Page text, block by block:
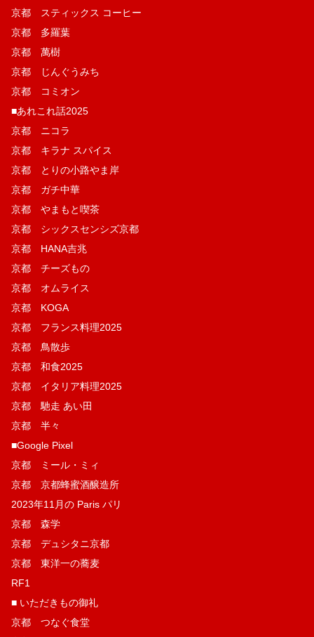
京都 スティックス コーヒー
京都 多羅葉
京都 萬樹
京都 じんぐうみち
京都 コミオン
■あれこれ話2025
京都 ニコラ
京都 キラナ スパイス
京都 とりの小路やま岸
京都 ガチ中華
京都 やまもと喫茶
京都 シックスセンシズ京都
京都 HANA吉兆
京都 チーズもの
京都 オムライス
京都 KOGA
京都 フランス料理2025
京都 鳥散歩
京都 和食2025
京都 イタリア料理2025
京都 馳走 あい田
京都 半々
■Google Pixel
京都 ミール・ミィ
京都 京都蜂蜜酒醸造所
2023年11月の Paris パリ
京都 森学
京都 デュシタニ京都
京都 東洋一の蕎麦
RF1
■ いただきもの御礼
京都 つなぐ食堂